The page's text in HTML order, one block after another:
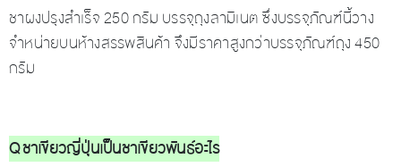
ชาผงปรุงสำเร็จ 250 กรัม บรรจุถุงลามิเนต ซึ่งบรรจุภัณฑ์นี้วาง
จำหน่ายบนห้างสรรพสินค้า จึงมีราคาสูงกว่าบรรจุภัณฑ์ถุง 450
กรัม
Q ชาเขียวญี่ปุ่นเป็นชาเขียวพันธ์อะไร